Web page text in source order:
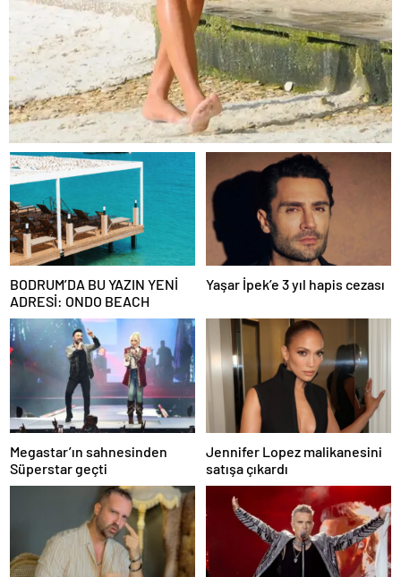
BODRUM’DA BU YAZIN YENİ
ADRESİ: ONDO BEACH
Yaşar İpek’e 3 yıl hapis cezası
Megastar’ın sahnesinden
Süperstar geçti
Jennifer Lopez malikanesini
satışa çıkardı